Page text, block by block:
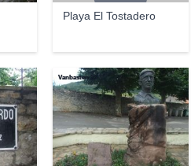
Playa El Tostadero
Vanbasten 23